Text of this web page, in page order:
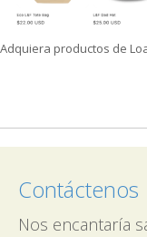
Adquiera productos de
Contáctenos
Nos encantaría